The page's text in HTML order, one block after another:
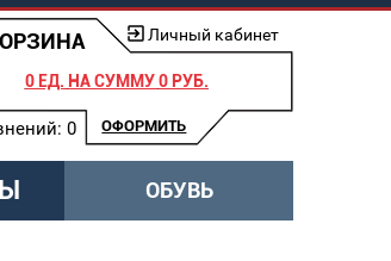
Личный кабинет
0 ЕД. НА СУММУ0 РУБ.
ОФОРМИТЬ
0
ОБУВЬ